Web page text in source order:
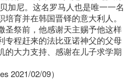
加尼。这名罗马人也是唯一一名
育并在韩国晋铎的意大利人。
圣祭前，他感谢天主赐予他这样
专程赶来的法比亚诺神父的父母
的大力支持、感谢在儿子求学期
2021/02/09）